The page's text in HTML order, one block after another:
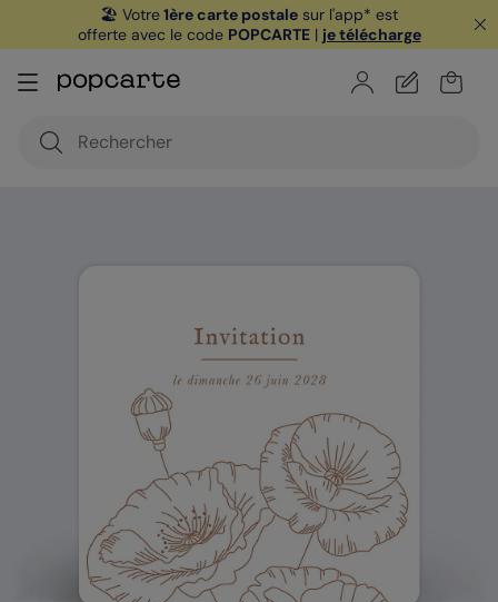
🏖️ Votre1ère carte postale sur l'app* est
offerte avec le code POPCARTE| je télécharge